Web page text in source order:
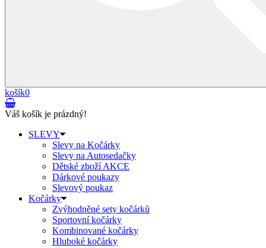
košík0
Váš košík je prázdný!
SLEVY
Slevy na Kočárky
Slevy na Autosedačky
Dětské zboží AKCE
Dárkové poukazy
Slevový poukaz
Kočárky
Zvýhodněné sety kočárků
Sportovní kočárky
Kombinované kočárky
Hluboké kočárky